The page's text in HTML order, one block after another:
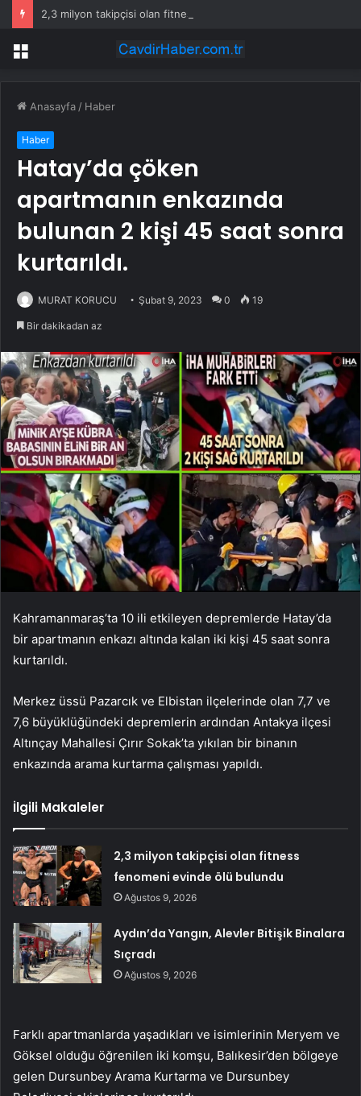
Menü
Anasayfa / Haber
Haber
Hatay’da çöken
apartmanın enkazında
bulunan 2 kişi 45 saat sonra
kurtarıldı.
MURAT KORUCU Şubat 9, 2023 0 19
Bir dakikadan az
Kahramanmaraş’ta 10 ili etkileyen depremlerde Hatay’da
bir apartmanın enkazı altında kalan iki kişi 45 saat sonra
kurtarıldı.
Merkez üssü Pazarcık ve Elbistan ilçelerinde olan 7,7 ve
7,6 büyüklüğündeki depremlerin ardından Antakya ilçesi
Altınçay Mahallesi Çırır Sokak’ta yıkılan bir binanın
enkazında arama kurtarma çalışması yapıldı.
İlgili Makaleler
2,3 milyon takipçisi olan fitness
fenomeni evinde ölü bulundu
Ağustos 9, 2026
Aydın’da Yangın, Alevler Bitişik Binalara
Sıçradı
Ağustos 9, 2026
Farklı apartmanlarda yaşadıkları ve isimlerinin Meryem ve
Göksel olduğu öğrenilen iki komşu, Balıkesir’den bölgeye
gelen Dursunbey Arama Kurtarma ve Dursunbey